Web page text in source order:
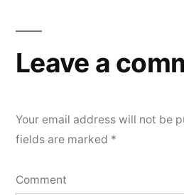
Leave a
Your email address will not be
fields are marked *
Comment